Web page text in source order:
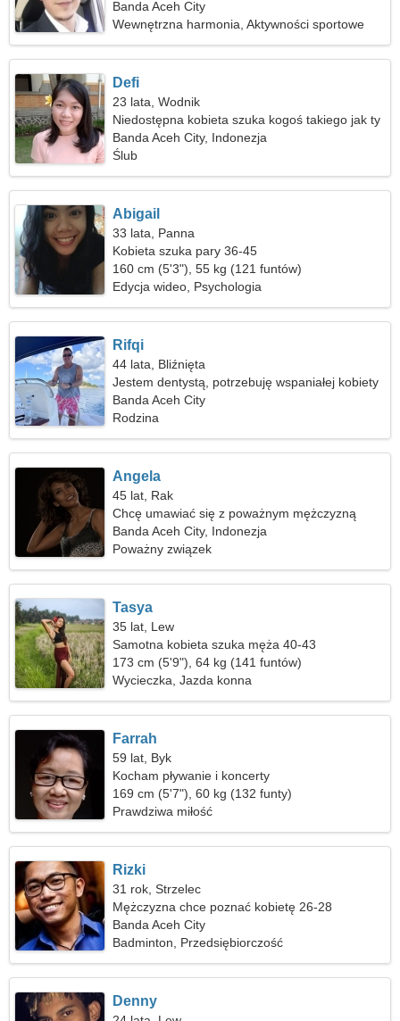
Banda Aceh City
Wewnętrzna harmonia, Aktywności sportowe
Defi
23 lata, Wodnik
Niedostępna kobieta szuka kogoś takiego jak ty
Banda Aceh City, Indonezja
Ślub
Abigail
33 lata, Panna
Kobieta szuka pary 36-45
160 cm (5'3"), 55 kg (121 funtów)
Edycja wideo, Psychologia
Rifqi
44 lata, Bliźnięta
Jestem dentystą, potrzebuję wspaniałej kobiety
Banda Aceh City
Rodzina
Angela
45 lat, Rak
Chcę umawiać się z poważnym mężczyzną
Banda Aceh City, Indonezja
Poważny związek
Tasya
35 lat, Lew
Samotna kobieta szuka męża 40-43
173 cm (5'9"), 64 kg (141 funtów)
Wycieczka, Jazda konna
Farrah
59 lat, Byk
Kocham pływanie i koncerty
169 cm (5'7"), 60 kg (132 funty)
Prawdziwa miłość
Rizki
31 rok, Strzelec
Mężczyzna chce poznać kobietę 26-28
Banda Aceh City
Badminton, Przedsiębiorczość
Denny